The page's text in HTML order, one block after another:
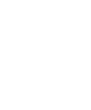
выходные дни).